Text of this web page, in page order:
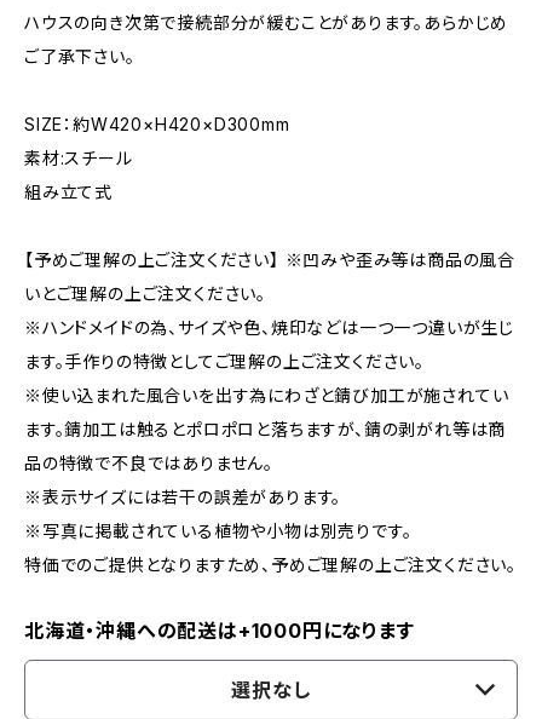
ハウスの向き次第で接続部分が緩むことがあります。あらかじめ
ご了承下さい。
SIZE：約W420×H420×D300mm
素材:スチール
組み立て式
【予めご理解の上ご注文ください】 ※凹みや歪み等は商品の風合
いとご理解の上ご注文ください。
※ハンドメイドの為、サイズや色、焼印などは一つ一つ違いが生じ
ます。手作りの特徴としてご理解の上ご注文ください。
※使い込まれた風合いを出す為にわざと錆び加工が施されてい
ます。錆加工は触るとポロポロと落ちますが、錆の剥がれ等は商
品の特徴で不良ではありません。
※表示サイズには若干の誤差があります。
※写真に掲載されている植物や小物は別売りです。
特価でのご提供となりますため、予めご理解の上ご注文ください。
北海道・沖縄への配送は+1000円になります
選択なし